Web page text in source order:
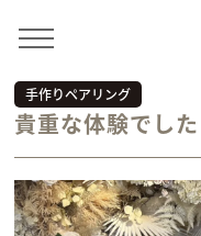
Home
した
手作りペアリング
貴重な体験でした